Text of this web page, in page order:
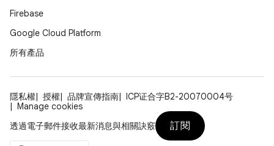
Firebase
Google Cloud Platform
所有產品
隱私權 授權 品牌宣傳指南
ICP证合字B2-20070004号
Manage cookies
透過電子郵件接收最新消息與相關訣竅
訂閱